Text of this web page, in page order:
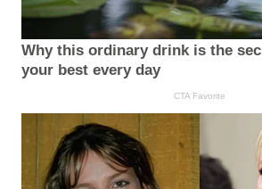
Why this ordinary drink is the
your best every day
CTA Favorite